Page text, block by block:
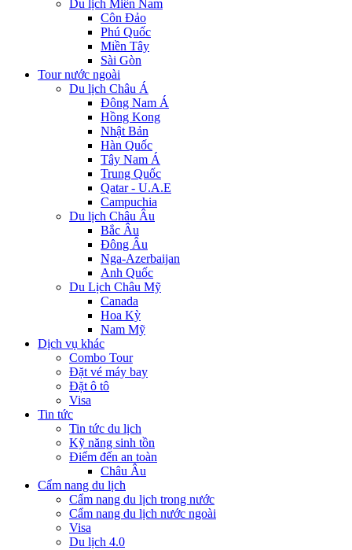
Du lịch Miền Nam
Côn Đảo
Phú Quốc
Miền Tây
Sài Gòn
Tour nước ngoài
Du lịch Châu Á
Đông Nam Á
Hồng Kong
Nhật Bản
Hàn Quốc
Tây Nam Á
Trung Quốc
Qatar - U.A.E
Campuchia
Du lịch Châu Âu
Bắc Âu
Đông Âu
Nga-Azerbaijan
Anh Quốc
Du Lịch Châu Mỹ
Canada
Hoa Kỳ
Nam Mỹ
Dịch vụ khác
Combo Tour
Đặt vé máy bay
Đặt ô tô
Visa
Tin tức
Tin tức du lịch
Kỹ năng sinh tồn
Điểm đến an toàn
Châu Âu
Cẩm nang du lịch
Cẩm nang du lịch trong nước
Cẩm nang du lịch nước ngoài
Visa
Du lịch 4.0